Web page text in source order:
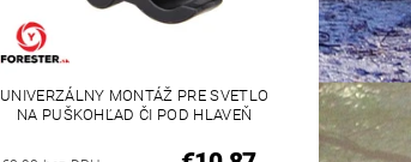
UNIVERZÁLNY MONTÁŽ PRE SVETLO
NA PUŠKOHĽAD ČI POD HLAVEŇ